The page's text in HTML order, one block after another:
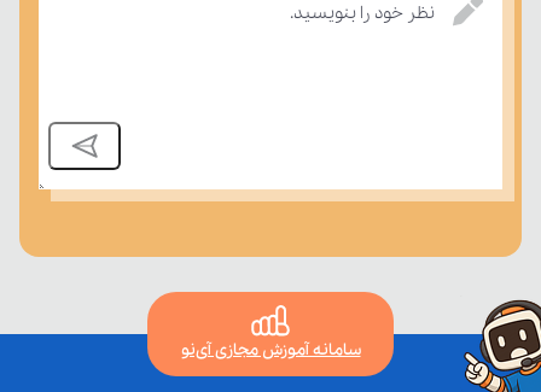
نظر خود را بنویسید.
سامانه آموزش مجازی آی‌نو